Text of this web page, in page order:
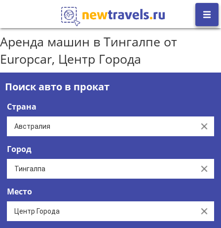
Аренда машин в Тингалпе от
Europcar, Центр Города
Поиск авто в прокат
Страна
Clear
Город
Clear
Место
Clear